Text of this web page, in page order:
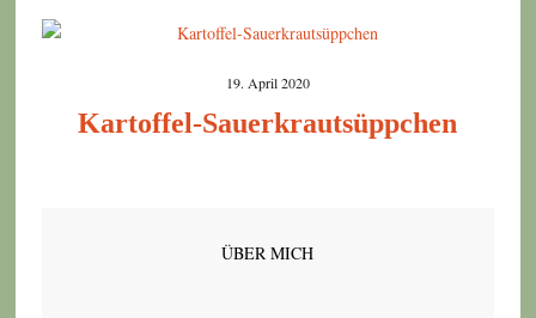
19. April 2020
Kartoffel-Sauerkrautsüppchen
ÜBER MICH